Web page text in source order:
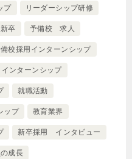
プ リーダーシップ研修
卒 予備校 求人
校採用インターンシップ
インターンシップ
就職活動
ップ 教育業界
新卒採用 インタビュー
成長